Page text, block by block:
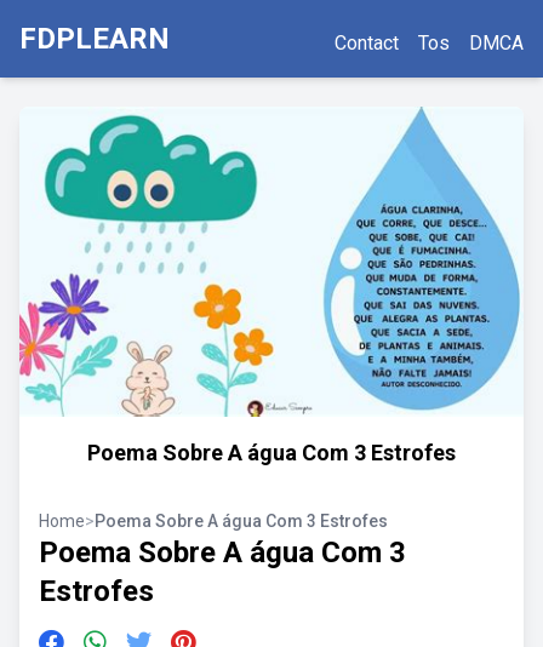
FDPLEARN Contact Tos DMCA
Poema Sobre A água Com 3 Estrofes
Home>Poema Sobre A água Com 3 Estrofes
Poema Sobre A água Com 3
Estrofes